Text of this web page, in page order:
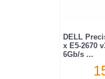
DELL
x E5-2670
6Gb/s ...